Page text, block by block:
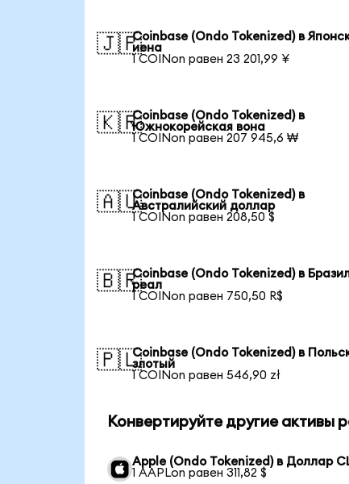
🇯🇵Coinbase (Ondo Tokenized) в
иена
1 COINon равен 23 201,99 ¥
🇰🇷Coinbase (Ondo Tokenized) в
Южнокорейская вона
1 COINon равен 207 945,6 ₩
🇦🇺Coinbase (Ondo Tokenized) в
Австралийский доллар
1 COINon равен 208,50 $
🇧🇷Coinbase (Ondo Tokenized) в
реал
1 COINon равен 750,50 R$
🇵🇱Coinbase (Ondo Tokenized) в
злотый
1 COINon равен 546,90 zł
Конвертируйте другие активы
Apple (Ondo Tokenized) в Доллар
1 AAPLon равен 311,82 $